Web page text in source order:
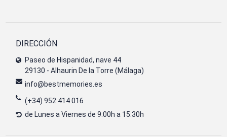
DIRECCIÓN
Paseo de Hispanidad, nave 44
29130 - Alhaurin De la Torre (Málaga)
info@bestmemories.es
(+34) 952 414 016
de Lunes a Viernes de 9:00h a 15:30h